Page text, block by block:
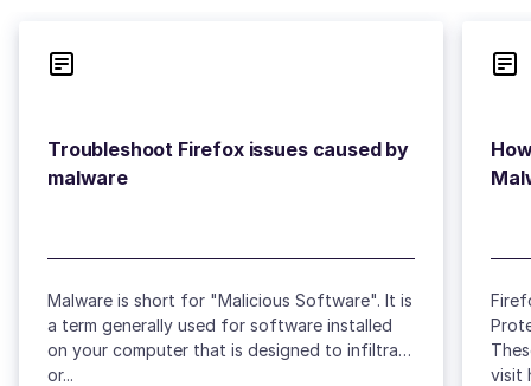
Troubleshoot Firefox issues caused by
malware
Malware is short for "Malicious Software". It is
a term generally used for software installed
on your computer that is designed to infiltrate
or...
visit